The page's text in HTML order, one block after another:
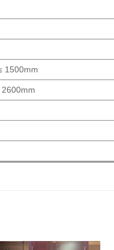
1500mm